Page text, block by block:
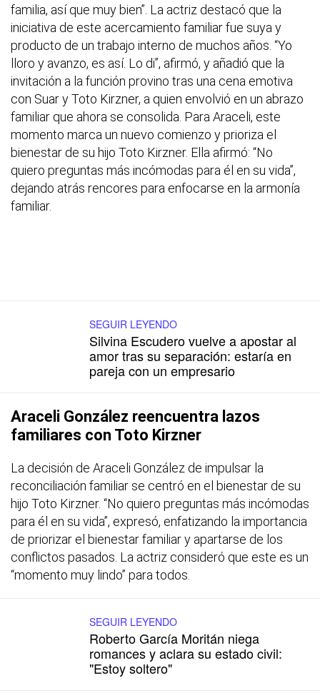
familia, así que muy bien”. La actriz destacó que la
iniciativa de este acercamiento familiar fue suya y
producto de un trabajo interno de muchos años. “Yo
lloro y avanzo, es así. Lo di”, afirmó, y añadió que la
invitación a la función provino tras una cena emotiva
con Suar y Toto Kirzner, a quien envolvió en un abrazo
familiar que ahora se consolida. Para Araceli, este
momento marca un nuevo comienzo y prioriza el
bienestar de su hijo Toto Kirzner. Ella afirmó: “No
quiero preguntas más incómodas para él en su vida”,
dejando atrás rencores para enfocarse en la armonía
familiar.
SEGUIR LEYENDO
Silvina Escudero vuelve a apostar al
amor tras su separación: estaría en
pareja con un empresario
Araceli González reencuentra lazos
familiares con Toto Kirzner
La decisión de Araceli González de impulsar la
reconciliación familiar se centró en el bienestar de su
hijo Toto Kirzner. “No quiero preguntas más incómodas
para él en su vida”, expresó, enfatizando la importancia
de priorizar el bienestar familiar y apartarse de los
conflictos pasados. La actriz consideró que este es un
“momento muy lindo” para todos.
SEGUIR LEYENDO
Roberto García Moritán niega
romances y aclara su estado civil:
"Estoy soltero"